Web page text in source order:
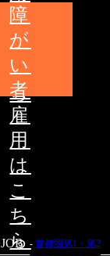
は
こ
ち
ら
障
が
い
者
雇
用
は
こ
ち
ら
JOB
首都圏第1・第2